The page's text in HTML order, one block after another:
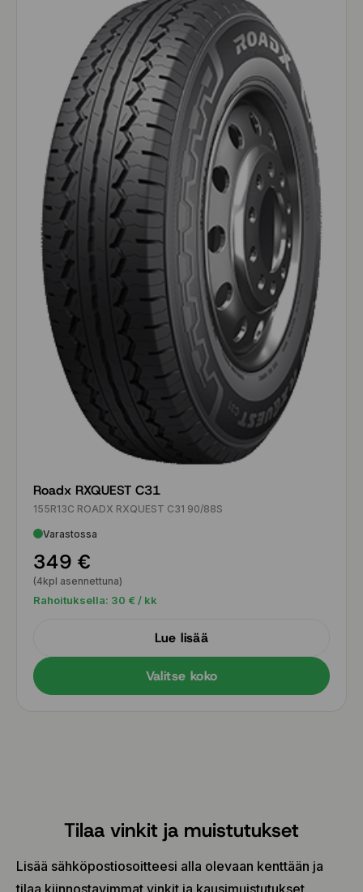
Roadx RXQUEST C31
155R13C ROADX RXQUEST C31 90/88S
Varastossa
349 €
(4kpl asennettuna)
Rahoituksella: 30 € / kk
Lue lisää
Valitse koko
Tilaa vinkit ja muistutukset
Lisää sähköpostiosoitteesi alla olevaan kenttään ja
tilaa kiinnostavimmat vinkit ja kausimuistutukset